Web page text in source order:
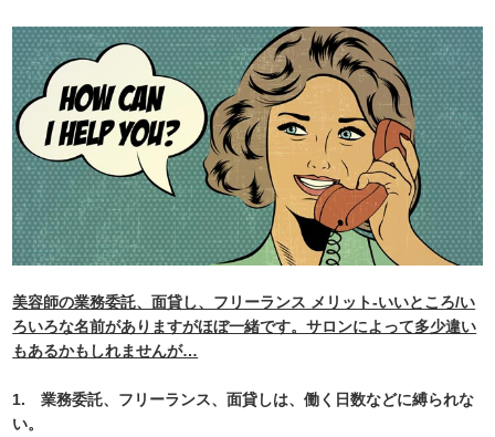
美容師の業務委託、面貸し、フリーランス メリット-いいところ/い
ろいろな名前がありますがほぼ一緒です。サロンによって多少違い
もあるかもしれませんが…
1. 業務委託、フリーランス、面貸しは、働く日数などに縛られな
い。